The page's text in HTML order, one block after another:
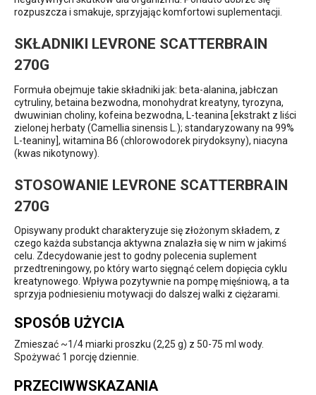
rozpuszcza i smakuje, sprzyjając komfortowi suplementacji.
SKŁADNIKI LEVRONE SCATTERBRAIN
270G
Formuła obejmuje takie składniki jak: beta-alanina, jabłczan
cytruliny, betaina bezwodna, monohydrat kreatyny, tyrozyna,
dwuwinian choliny, kofeina bezwodna, L-teanina [ekstrakt z liści
zielonej herbaty (Camellia sinensis L.); standaryzowany na 99%
L-teaniny], witamina B6 (chlorowodorek pirydoksyny), niacyna
(kwas nikotynowy).
STOSOWANIE LEVRONE SCATTERBRAIN
270G
Opisywany produkt charakteryzuje się złożonym składem, z
czego każda substancja aktywna znalazła się w nim w jakimś
celu. Zdecydowanie jest to godny polecenia suplement
przedtreningowy, po który warto sięgnąć celem dopięcia cyklu
kreatynowego. Wpływa pozytywnie na pompę mięśniową, a ta
sprzyja podniesieniu motywacji do dalszej walki z ciężarami.
SPOSÓB UŻYCIA
Zmieszać ~1/4 miarki proszku (2,25 g) z 50-75 ml wody.
Spożywać 1 porcję dziennie.
PRZECIWWSKAZANIA